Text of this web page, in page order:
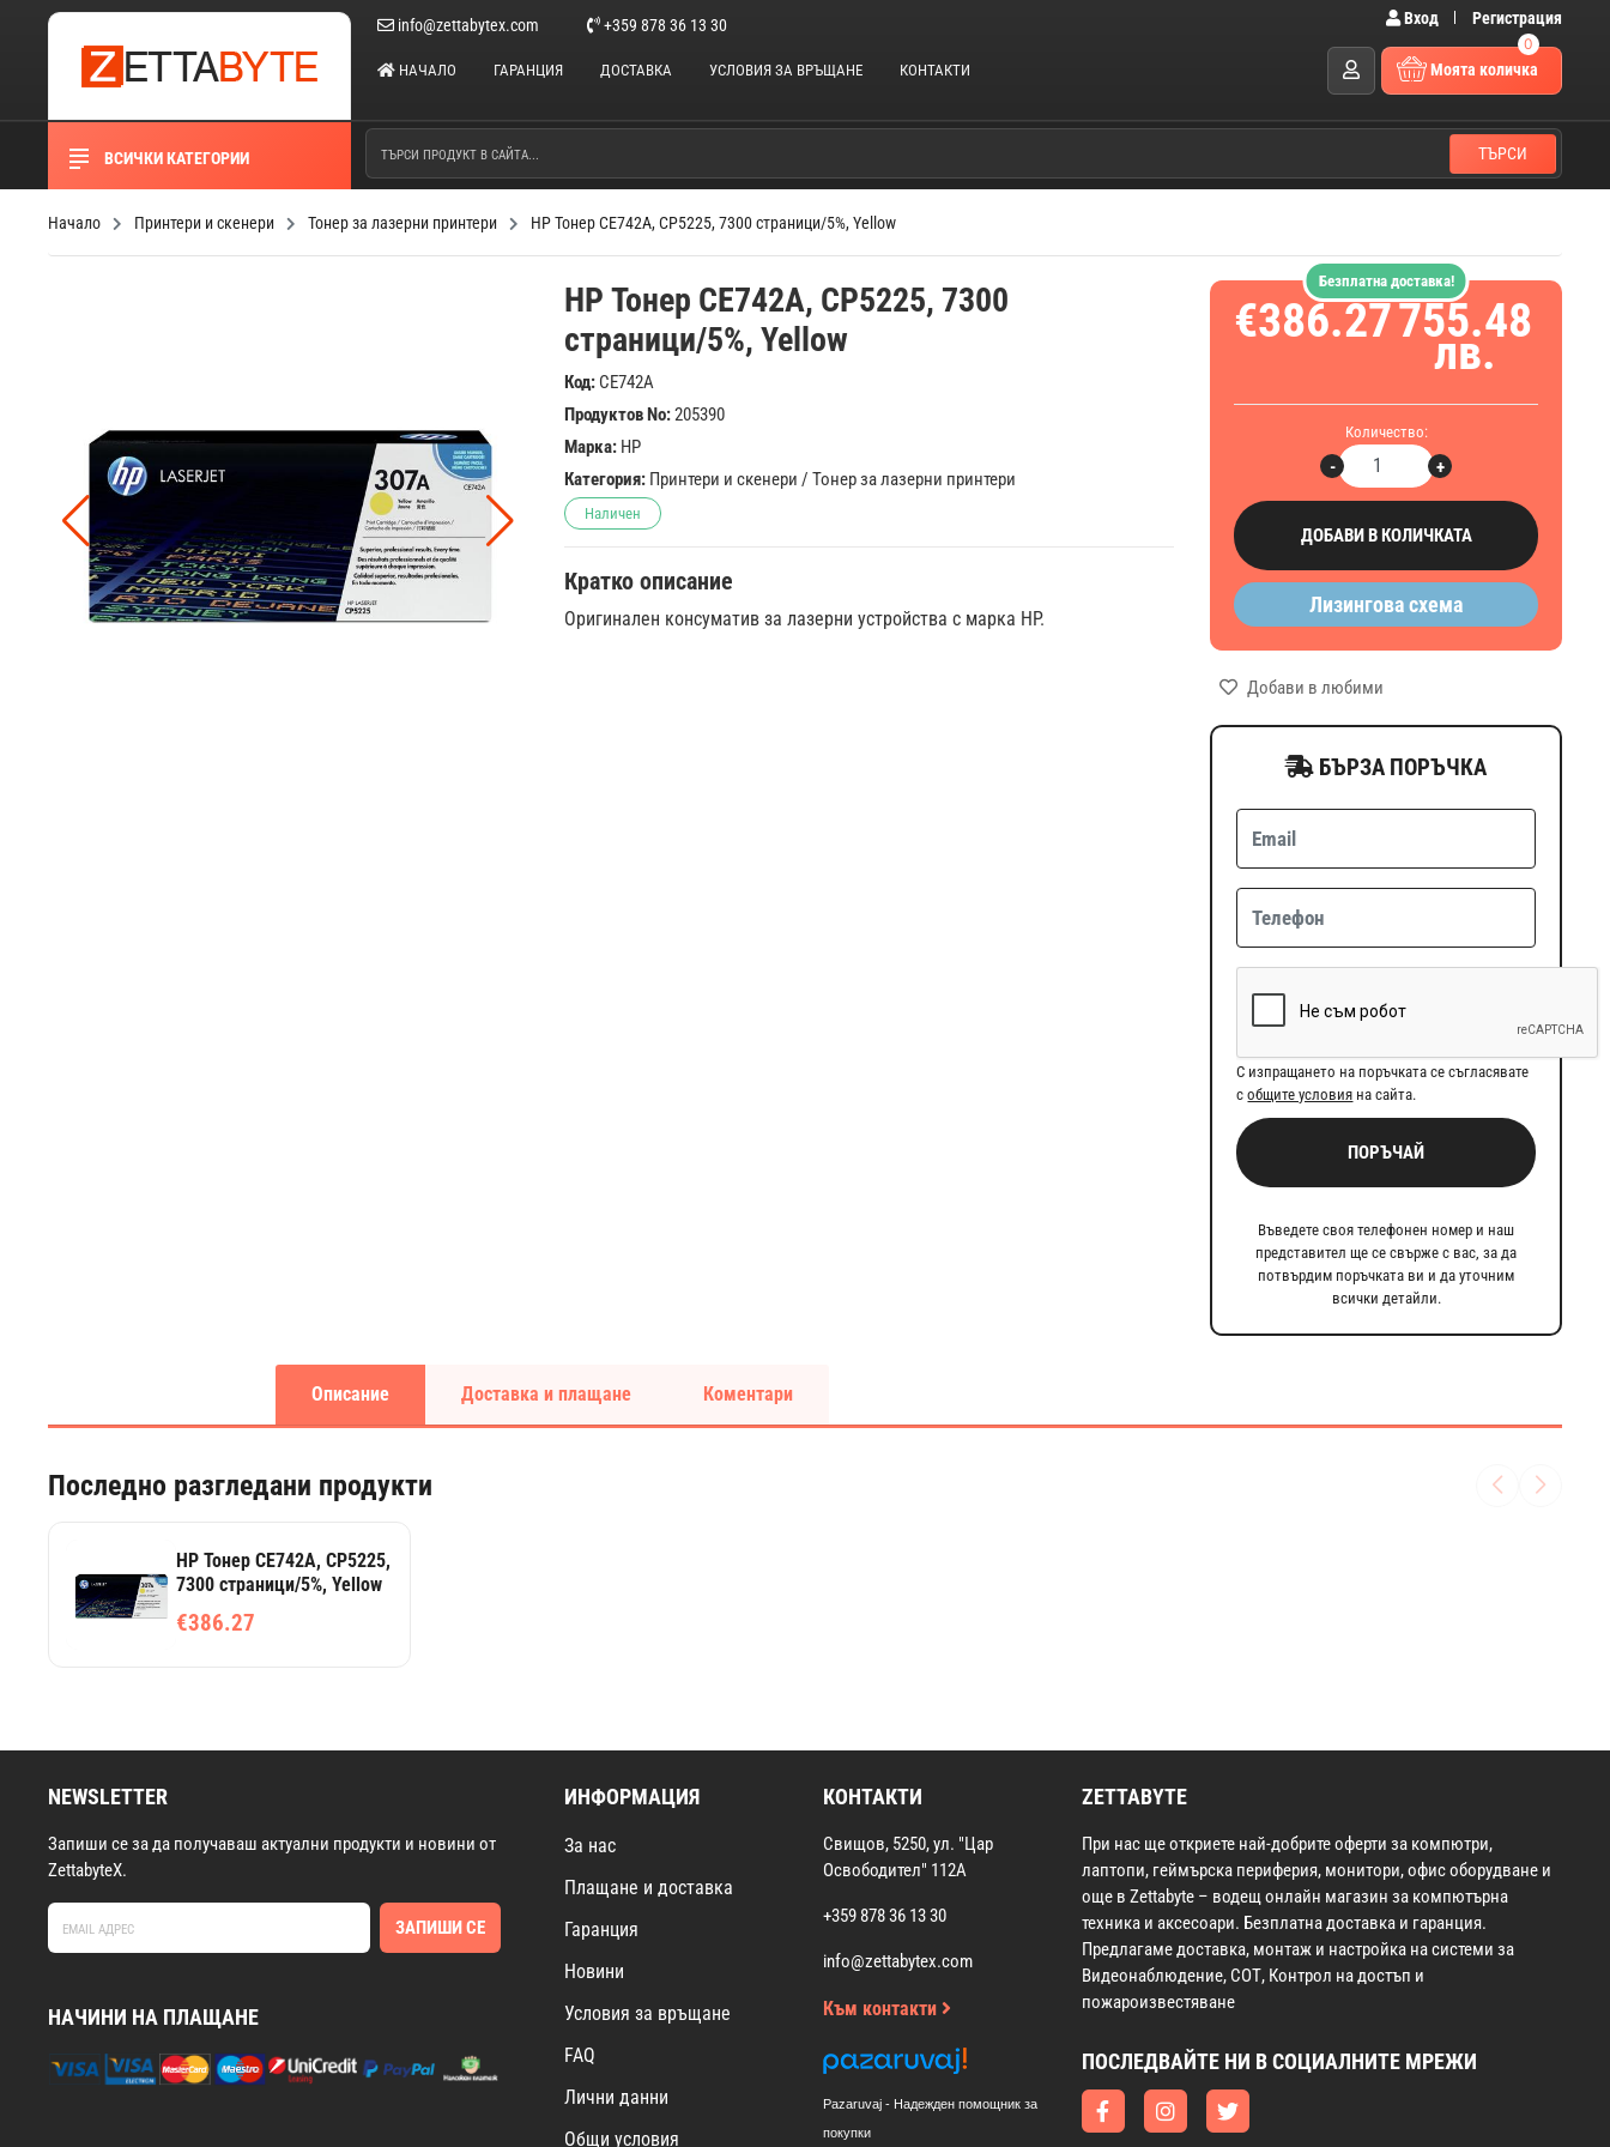
info@zettabytex.com +359 878 36 13 30 Вход Регистрация
НАЧАЛО ГАРАНЦИЯ ДОСТАВКА УСЛОВИЯ ЗА ВРЪЩАНЕ КОНТАКТИ
0
Моята количка
ВСИЧКИ КАТЕГОРИИ ТЪРСИ
Начало Принтери и скенери Тонер за лазерни принтери HP Тонер CE742A, CP5225, 7300 страници/5%, Yellow
HP Тонер CE742A, CP5225, 7300
страници/5%, Yellow
Код: CE742A
Продуктов No:205390
Марка: HP
Категория: Принтери и скенери /Тонер за лазерни принтери
Наличен
Кратко описание
Оригинален консуматив за лазерни устройства с марка HP.
€386.27755.48
лв.
Количество:
+
-
ДОБАВИ В КОЛИЧКАТА
Безплатна доставка!
Лизингова схема
Добави в любими
БЪРЗА ПОРЪЧКА
С изпращането на поръчката се съгласявате
собщите условия на сайта.
ПОРЪЧАЙ
Въведете своя телефонен номер и наш
представител ще се свърже с вас, за да
потвърдим поръчката ви и да уточним
всички детайли.
Описание Доставка и плащане Коментари
Последно разгледани продукти
HP Тонер CE742A, CP5225,
7300 страници/5%, Yellow
€386.27
NEWSLETTER
Запиши се за да получаваш актуални продукти и новини от
ZettabyteX.
ЗАПИШИ СЕ
НАЧИНИ НА ПЛАЩАНЕ
ИНФОРМАЦИЯ
За нас
Плащане и доставка
Гаранция
Новини
Условия за връщане
FAQ
Лични данни
Общи условия
КОНТАКТИ
Свищов, 5250, ул. "Цар
Освободител" 112А
+359 878 36 13 30
info@zettabytex.com
Към контакти
Pazaruvaj - Надежден помощник за
покупки
ZETTABYTE
При нас ще откриете най-добрите оферти за компютри,
лаптопи, геймърска периферия, монитори, офис оборудване и
още в Zettabyte – водещ онлайн магазин за компютърна
техника и аксесоари. Безплатна доставка и гаранция.
Предлагаме доставка, монтаж и настройка на системи за
Видеонаблюдение, СОТ, Контрол на достъп и
пожароизвестяване
ПОСЛЕДВАЙТЕ НИ В СОЦИАЛНИТЕ МРЕЖИ